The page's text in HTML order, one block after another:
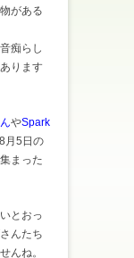
がある
痴らし
ります
やSpark
月5日の
まった
とおっ
んたち
んね。